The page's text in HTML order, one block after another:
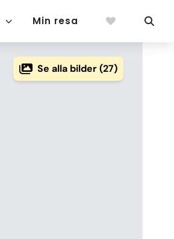
Min resa
Se alla bilder (27)